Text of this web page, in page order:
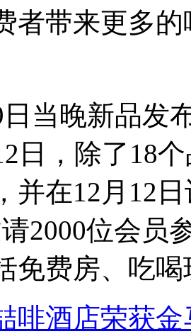
者带来更多
当晚新品发
日，除了18
并在12月12
2000位会员
免费房、吃
啡酒店荣获